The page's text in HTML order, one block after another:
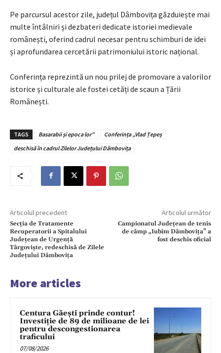
Pe parcursul acestor zile, județul Dâmbovița găzduiește mai
multe întâlniri și dezbateri dedicate istoriei medievale
românești, oferind cadrul necesar pentru schimburi de idei
și aprofundarea cercetării patrimoniului istoric național.
Conferința reprezintă un nou prilej de promovare a valorilor
istorice și culturale ale fostei cetăți de scaun a Țării
Românești.
TAGS Basarabii și epoca lor”
Conferința „Vlad Țepeș
deschisă în cadrul Zilelor Județului Dâmbovița
Articolul precedent
Secția de Tratamente
Recuperatorii a Spitalului
Județean de Urgență
Târgoviște, redeschisă de Zilele
Județului Dâmbovița
Articolul următor
Campionatul Județean de tenis
de câmp „Iubim Dâmbovița” a
fost deschis oficial
More articles
Centura Găești prinde contur!
Investiție de 89 de milioane de lei
pentru descongestionarea
traficului
07/08/2026